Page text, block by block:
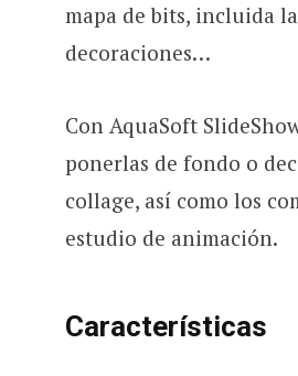
mapa de bits, incluida
decoraciones…
Con AquaSoft
ponerlas de fondo o
collage, así como los
estudio de animación.
Características